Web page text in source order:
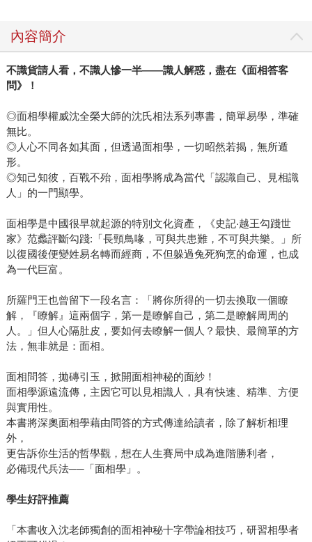
內容簡介
不識貨請人看，不識人慘一半——識人解惑，盡在《面相答客
問》！
◎面相學權威沈全榮大師的沈氏相法系列專書，簡單易學，準確
無比。
◎人心不同各如其面，但透過面相學，一切昭然若揭，無所遁
形。
◎知己知彼，百戰不殆，面相學將成為當代「認識自己、見相識
人」的一門顯學。
面相學是中國很早就起源的特別文化資產，《史記‧越王勾踐世
家》范蠡評斷勾踐:「長頸鳥喙，可與共患難，不可與共樂。」所
以復國後便變姓易名轉而經商，不但躲過兔死狗烹的命運，也成
為一代巨富。
所羅門王也曾留下一段名言：「將你所得的一切去換取一個瞭
解，『瞭解』這兩個字，第一是瞭解自己，第二是瞭解周周的
人。」但人心隔肚皮，要如何去瞭解一個人？最快、最簡單的方
法，無非就是：面相。
面相問答，拋磚引玉，掀開面相神秘的面紗！
面相學源遠流傳，主因它可以見相識人，具有快速、精準、方便
與實用性。
本書將深奧面相學藉由問答的方式傳達給讀者，除了解析相理
外，
更告訴你生活的哲學觀，想在人生賽局中成為進階勝利者，
必備現代兵法──「面相學」。
學生好評推薦
「本書收入沈老師獨創的面相神秘十字帶論相技巧，研習相學者